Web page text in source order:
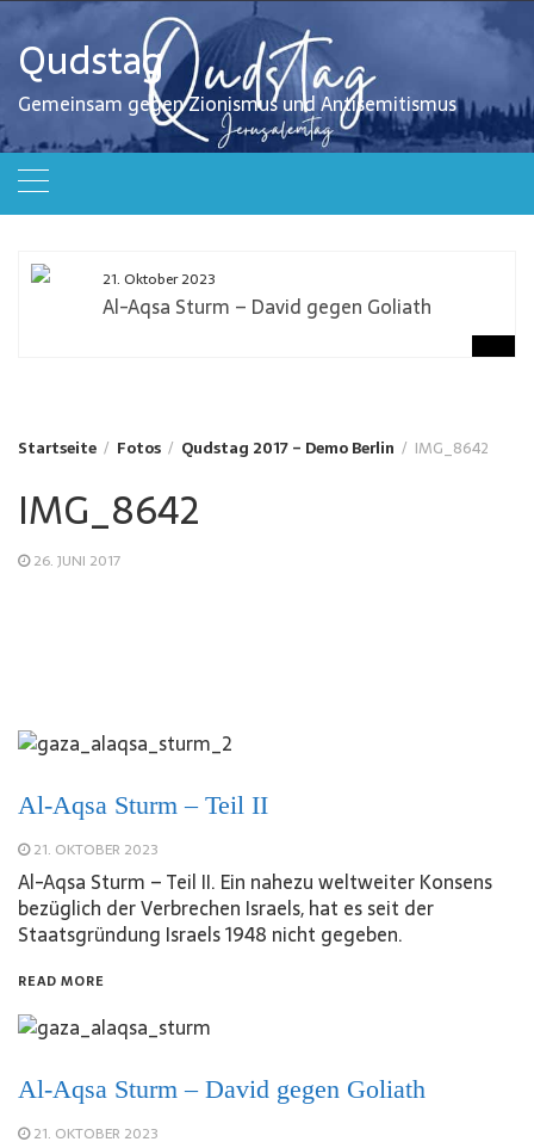
Zum
Inhalt
springen
Qudstag
Gemeinsam gegen Zionismus und Antisemitismus
21. Oktober 2023
Al-Aqsa Sturm – David gegen Goliath
Startseite Fotos Qudstag 2017 – Demo Berlin IMG_8642
IMG_8642
26. JUNI 2017
Al-Aqsa Sturm – Teil II
21. OKTOBER 2023
Al-Aqsa Sturm – Teil II. Ein nahezu weltweiter Konsens
bezüglich der Verbrechen Israels, hat es seit der
Staatsgründung Israels 1948 nicht gegeben.
READ MORE
Al-Aqsa Sturm – David gegen Goliath
21. OKTOBER 2023